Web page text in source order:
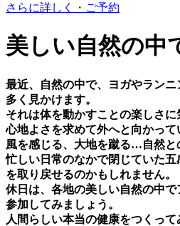
さらに詳しく・ご予約
美しい⾃然の中
最近、⾃然の中で、ヨガやラン
多く⾒かけます。
それは体を動かすことの楽しさ
⼼地よさを求めて外へと向かって
⾵を感じる、⼤地を蹴る…⾃然と
忙しい⽇常のなかで閉じていた
を取り戻せるのかもしれません。
休⽇は、各地の美しい⾃然の中
参加してみましょう。
⼈間らしい本当の健康をつくって